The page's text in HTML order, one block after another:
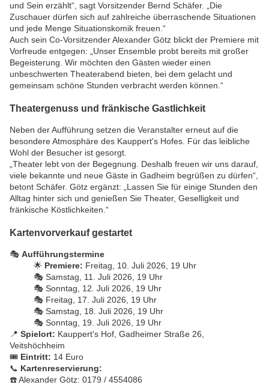
und Sein erzählt“, sagt Vorsitzender Bernd Schäfer. „Die
Zuschauer dürfen sich auf zahlreiche überraschende Situationen
und jede Menge Situationskomik freuen.“
Auch sein Co-Vorsitzender Alexander Götz blickt der Premiere mit
Vorfreude entgegen: „Unser Ensemble probt bereits mit großer
Begeisterung. Wir möchten den Gästen wieder einen
unbeschwerten Theaterabend bieten, bei dem gelacht und
gemeinsam schöne Stunden verbracht werden können.“
Theatergenuss und fränkische Gastlichkeit
Neben der Aufführung setzen die Veranstalter erneut auf die
besondere Atmosphäre des Kauppert's Hofes. Für das leibliche
Wohl der Besucher ist gesorgt.
„Theater lebt von der Begegnung. Deshalb freuen wir uns darauf,
viele bekannte und neue Gäste in Gadheim begrüßen zu dürfen“,
betont Schäfer. Götz ergänzt: „Lassen Sie für einige Stunden den
Alltag hinter sich und genießen Sie Theater, Geselligkeit und
fränkische Köstlichkeiten.“
Kartenvorverkauf gestartet
🎭 Aufführungstermine
🌟 Premiere: Freitag, 10. Juli 2026, 19 Uhr
🎭 Samstag, 11. Juli 2026, 19 Uhr
🎭 Sonntag, 12. Juli 2026, 19 Uhr
🎭 Freitag, 17. Juli 2026, 19 Uhr
🎭 Samstag, 18. Juli 2026, 19 Uhr
🎭 Sonntag, 19. Juli 2026, 19 Uhr
📍 Spielort: Kauppert's Hof, Gadheimer Straße 26,
Veitshöchheim
🎟️ Eintritt: 14 Euro
📞 Kartenreservierung:
☎️ Alexander Götz: 0179 / 4554086